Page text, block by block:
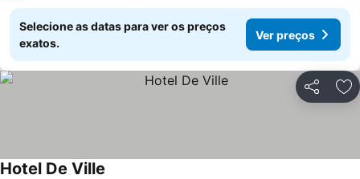
Selecione as datas para ver os preços
exatos.
Ver preços
Partilhar
Hotel De Ville